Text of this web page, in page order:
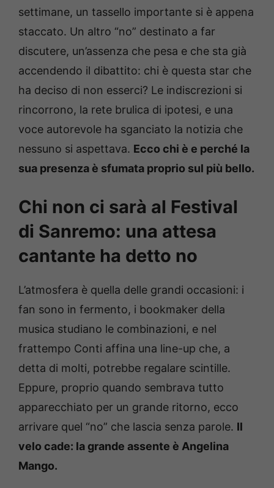
settimane, un tassello importante si è appena
staccato. Un altro “no” destinato a far
discutere, un’assenza che pesa e che sta già
accendendo il dibattito: chi è questa star che
ha deciso di non esserci? Le indiscrezioni si
rincorrono, la rete brulica di ipotesi, e una
voce autorevole ha sganciato la notizia che
nessuno si aspettava. Ecco chi è e perché la
sua presenza è sfumata proprio sul più bello.
Chi non ci sarà al Festival
di Sanremo: una attesa
cantante ha detto no
L’atmosfera è quella delle grandi occasioni: i
fan sono in fermento, i bookmaker della
musica studiano le combinazioni, e nel
frattempo Conti affina una line-up che, a
detta di molti, potrebbe regalare scintille.
Eppure, proprio quando sembrava tutto
apparecchiato per un grande ritorno, ecco
arrivare quel “no” che lascia senza parole. Il
velo cade: la grande assente è Angelina
Mango.